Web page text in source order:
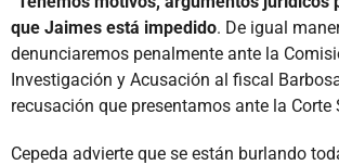
que Jaimes está impedido. De igual
denunciaremos penalmente ante la
Investigación y Acusación al fiscal
recusación que presentamos ante la Corte
Cepeda advierte que se están burlando